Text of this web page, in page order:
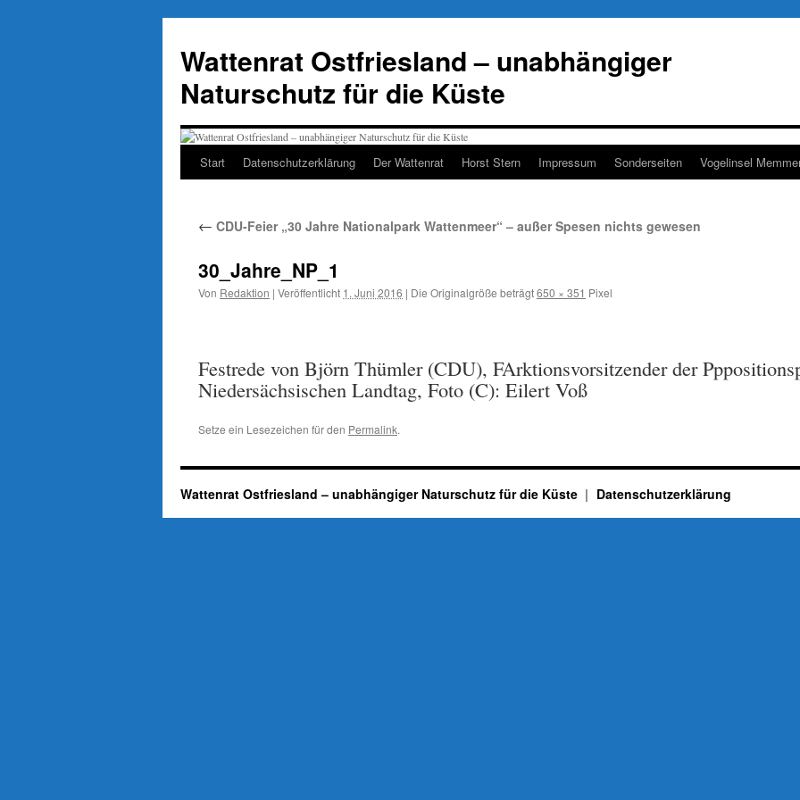
springen
Wattenrat Ostfriesland – unabhängiger
Naturschutz für die Küste
Start Datenschutzerklärung Der Wattenrat Horst Stern Impressum Sonderseiten Vogelinsel
← CDU-Feier „30 Jahre Nationalpark Wattenmeer“ – außer Spesen nichts gewesen
30_Jahre_NP_1
Von Redaktion | Veröffentlicht 1. Juni 2016 | Die Originalgröße beträgt650 × 351 Pixel
Festrede von Björn Thümler (CDU), FArktionsvorsitzender der
Niedersächsischen Landtag, Foto (C): Eilert Voß
Setze ein Lesezeichen für den Permalink.
Wattenrat Ostfriesland – unabhängiger Naturschutz für die Küste Datenschutzerklärung